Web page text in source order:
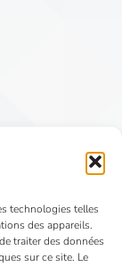
technologies telles
des appareils.
traiter des données
sur ce site. Le
49310 LYS